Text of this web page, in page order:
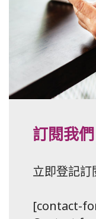
訂閱我們
立即登記訂
[contact-